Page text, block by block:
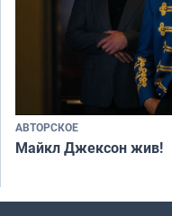
АВТОРСКОЕ
Майкл Джексон жив!